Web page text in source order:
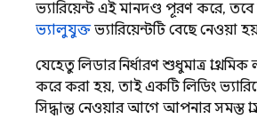
ভ্যারিয়েন্ট এই মানদণ্ড পূরণ করে, তবে
ভ্যালুযুক্তভ্যারিয়েন্টটি বেছে নেওয়া
যেহেতু লিডার নির্ধারণ শুধুমাত্র
করে করা হয়, তাই একটি লিডিং
সিদ্ধান্ত নেওয়ার আগে আপনার সমস্ত